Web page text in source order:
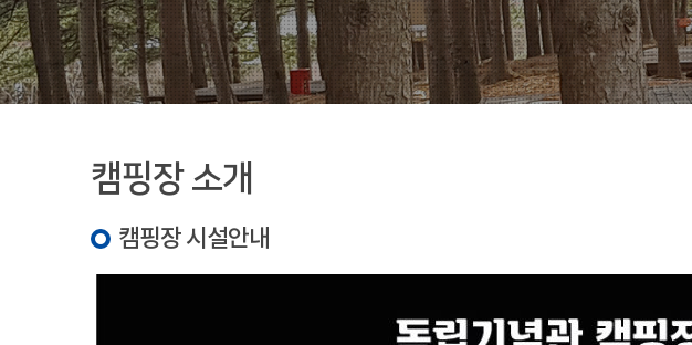
캠핑장 소개
캠핑장 시설안내